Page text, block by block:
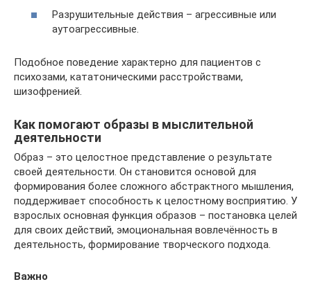
Разрушительные действия – агрессивные или
аутоагрессивные.
Подобное поведение характерно для пациентов с
психозами, кататоническими расстройствами,
шизофренией.
Как помогают образы в мыслительной
деятельности
Образ – это целостное представление о результате
своей деятельности. Он становится основой для
формирования более сложного абстрактного мышления,
поддерживает способность к целостному восприятию. У
взрослых основная функция образов – постановка целей
для своих действий, эмоциональная вовлечённость в
деятельность, формирование творческого подхода.
Важно